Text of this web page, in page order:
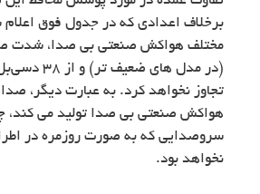
برخلاف اعدادی که در جدول فوق
(در مدل های
تجاوز نخواهد کرد. به عبارت دیگر،
هواکش صنعتی بی صدا تولید می کند،
سروصدایی که به صورت روزمره در
نخواهد بود.